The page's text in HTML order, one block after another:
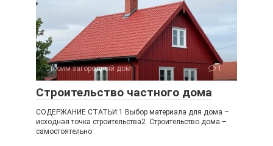
Строим загородный дом 1
Строительство частного дома
СОДЕРЖАНИЕ СТАТЬИ:1 Выбор материала для дома –
исходная точка строительства2 Строительство дома –
самостоятельно